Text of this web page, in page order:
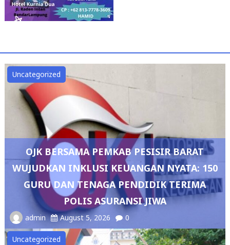
Uncategorized
OJK BERSAMA PEMKAB PESISIR BARAT
WUJUDKAN INKLUSI KEUANGAN NYATA: 150
GURU DAN TENAGA PENDIDIK TERIMA
POLIS ASURANSI JIWA
admin August 5, 2026 0
Uncategorized